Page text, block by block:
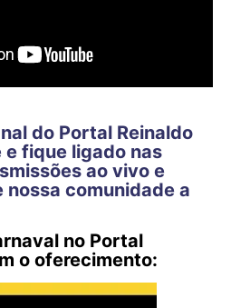
do Portal Reinaldo
e fique ligado nas
ao vivo e
nossa comunidade a
no Portal
o oferecimento: